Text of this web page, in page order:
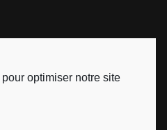
optimiser notre site